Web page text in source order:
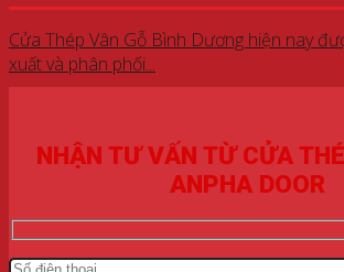
Cửa Thép Vân Gỗ Bình Dương hiện nay
xuất và phân phối...
NHẬN TƯ VẤN TỪ CỬA
ANPHA DOOR